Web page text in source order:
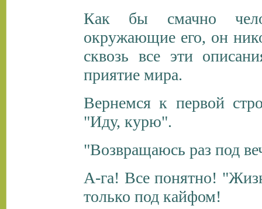
Как бы смачно
окружающие его, он
сквозь все эти
приятие мира.
Вернемся к первой
"Иду, курю".
"Возвращаюсь раз под
А-га! Все понятно!
только под кайфом!